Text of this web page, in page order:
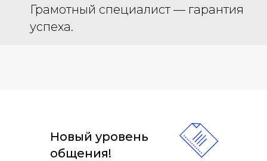
Грамотный специалист — гарантия
успеха.
Новый уровень
общения!